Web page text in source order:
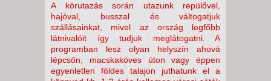
A körutazás során utazunk repülővel,
hajóval, busszal és váltogatjuk
szállásainkat, mivel az ország legfőbb
látnivalóit így tudjuk meglátogatni. A
programban lesz olyan helyszín ahová
lépcsőn, macskaköves úton vagy éppen
egyenletlen földes talajon juthatunk el a